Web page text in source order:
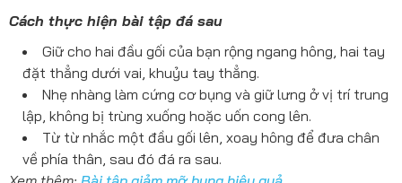
Cách thực hiện bài tập đá sau
Giữ cho hai đầu gối của bạn rộng ngang hông, hai tay
đặt thẳng dưới vai, khuỷu tay thẳng.
Nhẹ nhàng làm cứng cơ bụng và giữ lưng ở vị trí trung
lập, không bị trùng xuống hoặc uốn cong lên.
Từ từ nhắc một đầu gối lên, xoay hông để đưa chân
về phía thân, sau đó đá ra sau.